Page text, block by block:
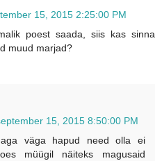
15, 2015 2:25:00 PM
poest saada, siis kas sinna
muud marjad?
15, 2015 8:50:00 PM
aga väga hapud need olla ei
müügil näiteks magusaid